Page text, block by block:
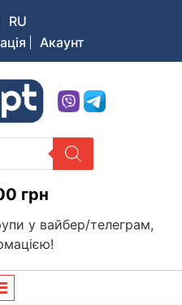
RU
Акаунт
платформа в Україні
грн
у вайбер/телеграм,